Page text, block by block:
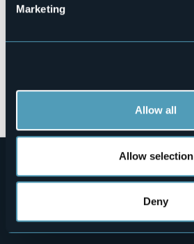
Marketing
Allow all
Allow selection
Deny
Open the map